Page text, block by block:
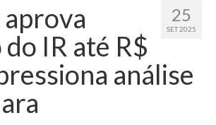
25
SET 2025
aprova
IR até R$
análise